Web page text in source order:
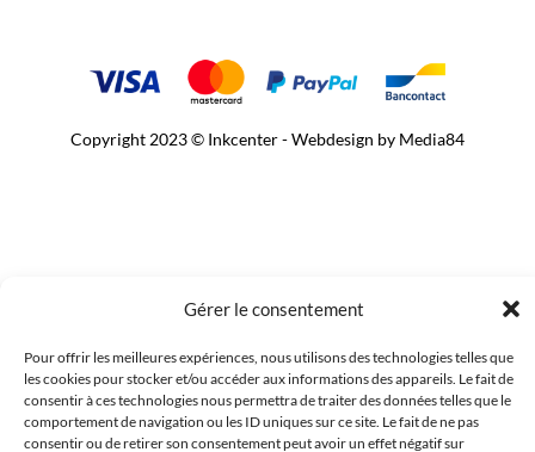
Gérer le consentement
Pour offrir les meilleures expériences, nous utilisons des technologies telles que
les cookies pour stocker et/ou accéder aux informations des appareils. Le fait de
consentir à ces technologies nous permettra de traiter des données telles que le
comportement de navigation ou les ID uniques sur ce site. Le fait de ne pas
consentir ou de retirer son consentement peut avoir un effet négatif sur
Copyright 2023 © Inkcenter - Webdesign by Media84